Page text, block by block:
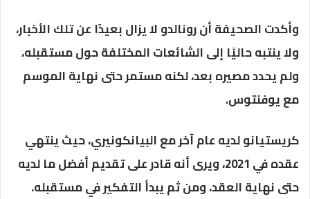
وأكدت الصحيفة أن رونالدو لا يزال بعيدًا عن تلك الأخبار،
ولا ينتبه حاليًا إلى الشائعات المختلفة حول مستقبله،
ولم يحدد مصيره بعد، لكنه مستمر حتى نهاية الموسم
مع يوفنتوس.
كريستيانو لديه عام آخر مع البيانكونيري، حيث ينتهي
عقده في 2021، ويرى أنه قادر على تقديم أفضل ما لديه
حتى نهاية العقد، ومن ثم يبدأ التفكير في مستقبله.